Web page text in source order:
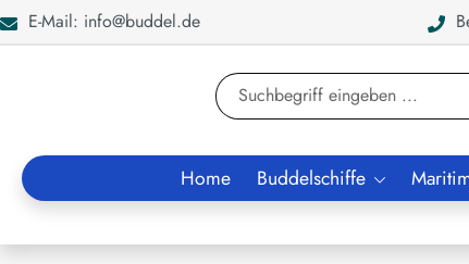
Zur Suche springen
E-Mail: info@buddel.de
Home Buddelschiffe